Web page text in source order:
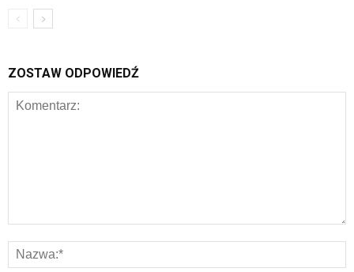
ZOSTAW ODPOWIEDŹ